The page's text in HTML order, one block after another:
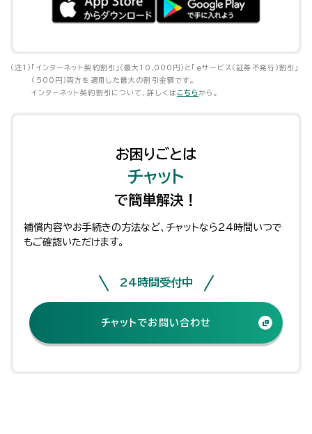
（注1） 「インターネット契約割引」（最大10,000円）と「ｅサービス（証券不発行）割引」
（500円）両方を適用した最大の割引金額です。
インターネット契約割引について、詳しくは こちら から。
お困りごとは
チャット
で簡単解決！
補償内容やお手続きの方法など、チャットなら24時間いつで
もご確認いただけます。
24時間受付中
チャットでお問い合わせ